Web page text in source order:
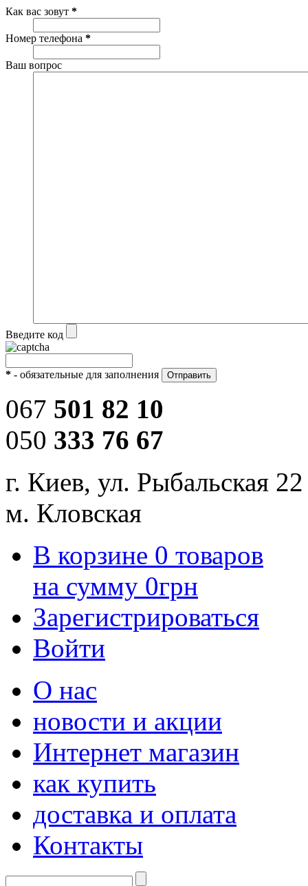
Как вас зовут *
Номер телефона *
Ваш вопрос
Введите код
* - обязательные для заполнения
067 501 82 10
050 333 76 67
г. Киев, ул. Рыбальская 22
м. Кловская
В корзине 0 товаров
на сумму 0грн
Зарегистрироваться
Войти
О нас
новости и акции
Интернет магазин
как купить
доставка и оплата
Контакты